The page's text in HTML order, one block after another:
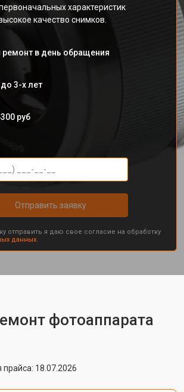
характеристик
качество снимков.
ремонт в день обращения
до 3-х лет
руб
Отправить заявку
отправить я даю свое согласие на обработку
данных.
фотоаппарата
18.07.2026